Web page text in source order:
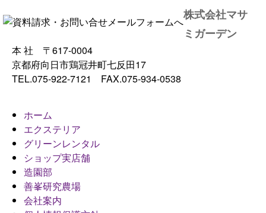
株式会社マサ
ミガーデン
本 社 〒617-0004
京都府向日市鶏冠井町七反田17
TEL.075-922-7121 FAX.075-934-0538
ホーム
エクステリア
グリーンレンタル
ショップ実店舗
造園部
善峯研究農場
会社案内